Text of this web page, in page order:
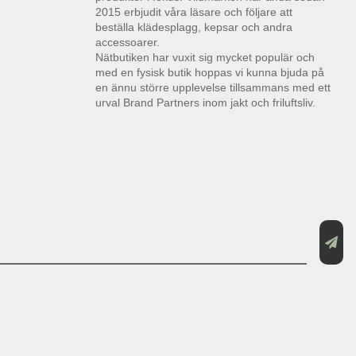
2015 erbjudit våra läsare och följare att
beställa klädesplagg, kepsar och andra
accessoarer.
Nätbutiken har vuxit sig mycket populär och
med en fysisk butik hoppas vi kunna bjuda på
en ännu större upplevelse tillsammans med ett
urval Brand Partners inom jakt och friluftsliv.